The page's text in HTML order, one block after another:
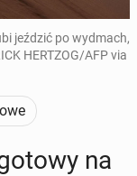
jeździć po wydmach,
HERTZOG/AFP via
na